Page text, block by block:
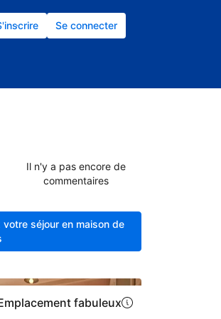
Se connecter
Il n'y a pas encore de
commentaires
votre séjour en maison de
fabuleux